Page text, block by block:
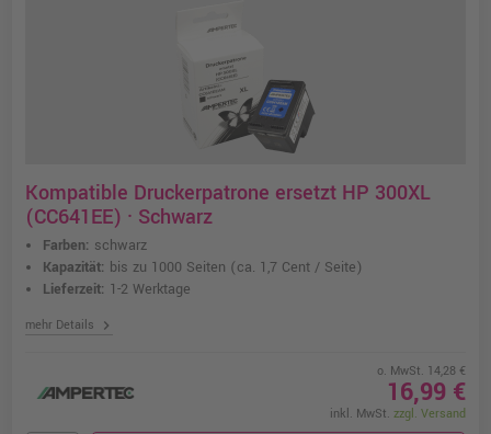
Kompatible Druckerpatrone ersetzt HP 300XL
(CC641EE) · Schwarz
Farben: schwarz
Kapazität: bis zu 1000 Seiten (ca. 1,7 Cent / Seite)
Lieferzeit: 1-2 Werktage
mehr Details chevron_right
o. MwSt. 14,28 €
16,99 €
inkl. MwSt. zzgl. Versand